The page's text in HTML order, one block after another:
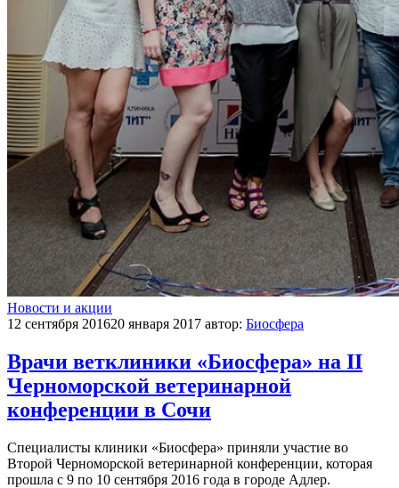
Новости и акции
12 сентября 201620 января 2017 автор: Биосфера
Врачи ветклиники «Биосфера» на II
Черноморской ветеринарной
конференции в Сочи
Специалисты клиники «Биосфера» приняли участие во
Второй Черноморской ветеринарной конференции, которая
прошла с 9 по 10 сентября 2016 года в городе Адлер.